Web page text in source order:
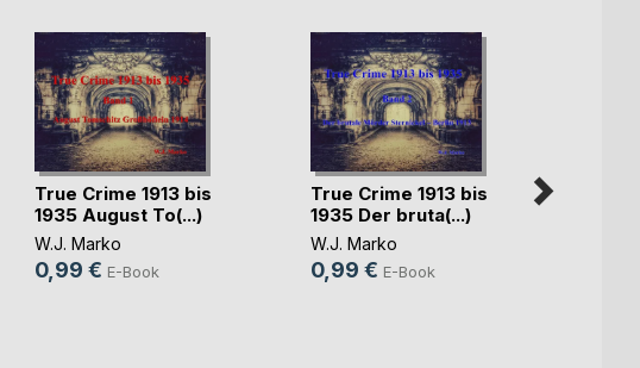
True Crime 1913 bis
1935 August To(...)
W.J. Marko
0,99 € E-Book
True Crime 1913 bis
1935 Der bruta(...)
W.J. Marko
0,99 € E-Book